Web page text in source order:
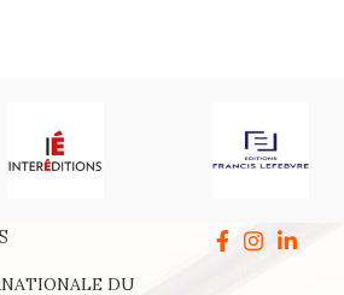
DU